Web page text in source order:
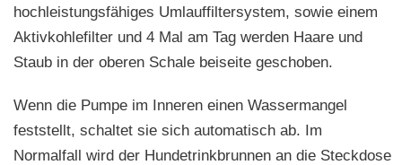
hochleistungsfähiges Umlauffiltersystem, sowie einem
Aktivkohlefilter und 4 Mal am Tag werden Haare und
Staub in der oberen Schale beiseite geschoben.
Wenn die Pumpe im Inneren einen Wassermangel
feststellt, schaltet sie sich automatisch ab. Im
Normalfall wird der Hundetrinkbrunnen an die Steckdose